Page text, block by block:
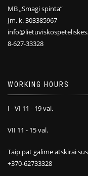
MB „Smagi spinta”
Įm. k. 303385967
8-627-33328
WORKING HOURS
I - VI 11 - 19 val.
VII 11 - 15 val.
Taip pat galime atskirai
+370-62733328